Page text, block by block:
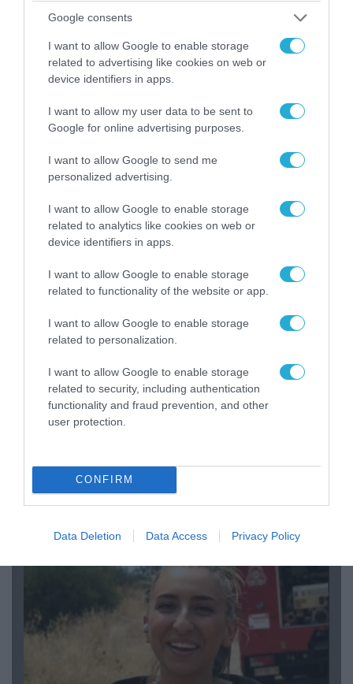
Google consents
I want to allow Google to enable storage
related to advertising like cookies on web or
device identifiers in apps.
I want to allow my user data to be sent to
Google for online advertising purposes.
I want to allow Google to send me
personalized advertising.
I want to allow Google to enable storage
related to analytics like cookies on web or
device identifiers in apps.
I want to allow Google to enable storage
related to functionality of the website or app.
I want to allow Google to enable storage
related to personalization.
I want to allow Google to enable storage
related to security, including authentication
functionality and fraud prevention, and other
user protection.
CONFIRM
Data Deletion Data Access Privacy Policy
06.08.2026 | 09:03
«Οι εντελώς αθώοι»: Η ανάρτηση του Αρκά για
τα ζώα που χάθηκαν στις πυρκαγιές της
Αττικής (φωτο)
04.08.2026 | 15:02
υπουργό Ι.Βαρβιτσιώτη (φωτο)